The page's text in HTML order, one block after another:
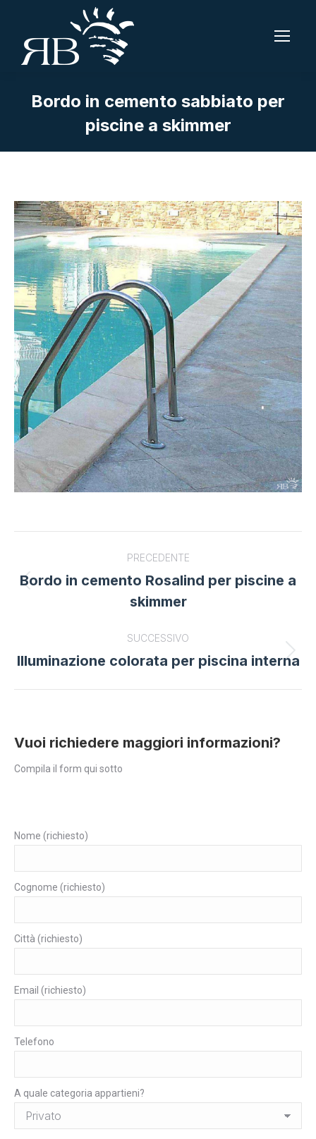
Bordo in cemento sabbiato per
piscine a skimmer
navigation
PRECEDENTE
Previous
project:
Bordo in cemento Rosalind per piscine a
skimmer
SUCCESSIVO
Next
Illuminazione colorata per piscina interna
Vuoi richiedere maggiori informazioni?
Compila il form qui sotto
Nome (richiesto)
Cognome (richiesto)
Città (richiesto)
Email (richiesto)
Telefono
A quale categoria appartieni?